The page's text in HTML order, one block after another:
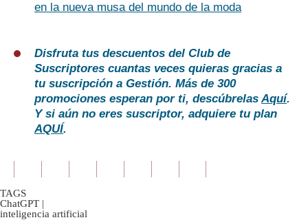
en la nueva musa del mundo de la moda
Disfruta tus descuentos del Club de
Suscriptores cuantas veces quieras gracias a
tu suscripción a Gestión. Más de 300
promociones esperan por ti, descúbrelasAquí.
Y si aún no eres suscriptor, adquiere tu plan
AQUÍ.
TAGS
ChatGPT |
inteligencia artificial